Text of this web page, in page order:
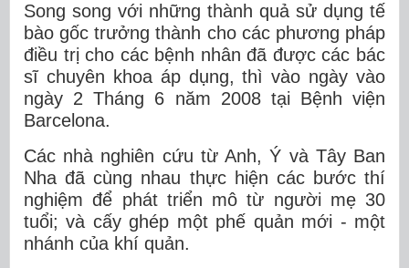
Song song với những thành quả sử dụng tế
bào gốc trưởng thành cho các phương pháp
điều trị cho các bệnh nhân đã được các bác
sĩ chuyên khoa áp dụng, thì vào ngày vào
ngày 2 Tháng 6 năm 2008 tại Bệnh viện
Barcelona.
Các nhà nghiên cứu từ Anh, Ý và Tây Ban
Nha đã cùng nhau thực hiện các bước thí
nghiệm để phát triển mô từ người mẹ 30
tuổi; và cấy ghép một phế quản mới - một
nhánh của khí quản.